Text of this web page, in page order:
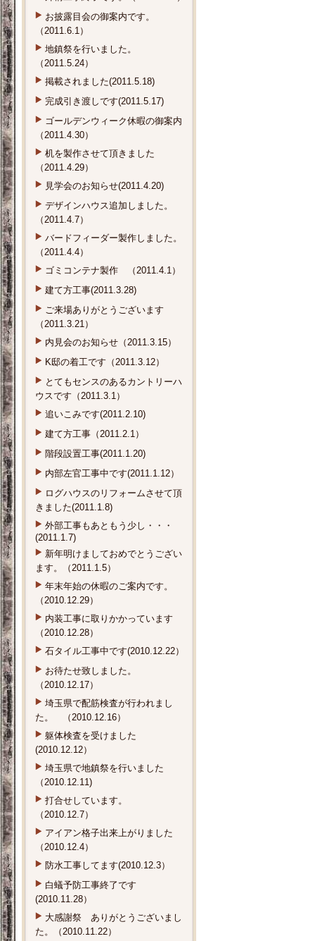
お披露目会の御案内です。
（2011.6.1）
地鎮祭を行いました。
（2011.5.24）
掲載されました(2011.5.18)
完成引き渡しです(2011.5.17)
ゴールデンウィーク休暇の御案内
（2011.4.30）
机を製作させて頂きました
（2011.4.29）
見学会のお知らせ(2011.4.20)
デザインハウス追加しました。
（2011.4.7）
バードフィーダー製作しました。
（2011.4.4）
ゴミコンテナ製作 （2011.4.1）
建て方工事(2011.3.28)
ご来場ありがとうございます
（2011.3.21）
内見会のお知らせ（2011.3.15）
K邸の着工です（2011.3.12）
とてもセンスのあるカントリーハ
ウスです（2011.3.1）
追いこみです(2011.2.10)
建て方工事（2011.2.1）
階段設置工事(2011.1.20)
内部左官工事中です(2011.1.12）
ログハウスのリフォームさせて頂
きました(2011.1.8)
外部工事もあともう少し・・・
(2011.1.7)
新年明けましておめでとうござい
ます。（2011.1.5）
年末年始の休暇のご案内です。
（2010.12.29）
内装工事に取りかかっています
（2010.12.28）
石タイル工事中です(2010.12.22）
お待たせ致しました。
（2010.12.17）
埼玉県で配筋検査が行われまし
た。 （2010.12.16）
躯体検査を受けました
(2010.12.12）
埼玉県で地鎮祭を行いました
（2010.12.11)
打合せしています。
（2010.12.7）
アイアン格子出来上がりました
（2010.12.4）
防水工事してます(2010.12.3）
白蟻予防工事終了です
(2010.11.28）
大感謝祭 ありがとうございまし
た。（2010.11.22）